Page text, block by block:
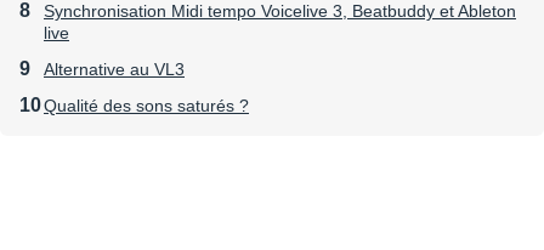
Guitar Tuner
Preset UP/DOWN
Synchronisation Midi tempo Voicelive 3, Beatbuddy et Ableton
live
Alternative au VL3
Qualité des sons saturés ?